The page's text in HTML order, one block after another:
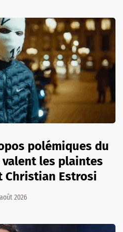
polémiques du
les plaintes
Christian Estrosi
2026